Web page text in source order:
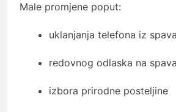
Male promjene poput:
uklanjanja telefona iz
redovnog odlaska na
izbora prirodne posteljine